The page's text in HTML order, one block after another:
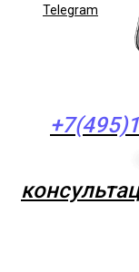
Telegram